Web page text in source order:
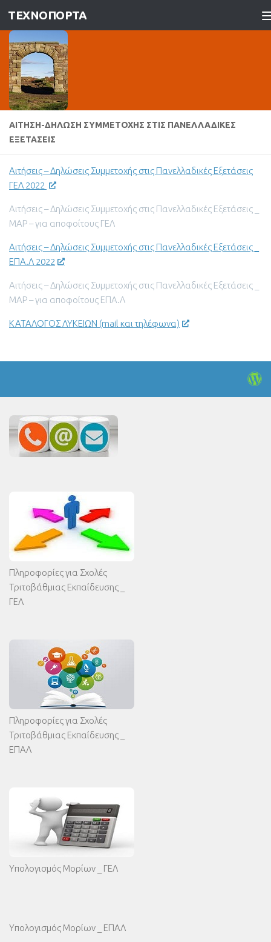
Skip to content
ΤΕΧΝΟΠΟΡΤΑ
ΑΊΤΗΣΗ-ΔΉΛΩΣΗ ΣΥΜΜΕΤΟΧΉΣ ΣΤΙΣ ΠΑΝΕΛΛΑΔΙΚΈΣ
ΕΞΕΤΆΣΕΙΣ
Αιτήσεις – Δηλώσεις Συμμετοχής στις Πανελλαδικές Εξετάσεις
ΓΕΛ 2022
Αιτήσεις – Δηλώσεις Συμμετοχής στις Πανελλαδικές Εξετάσεις _
ΜΑΡ – για αποφοίτους ΓΕΛ
Αιτήσεις – Δηλώσεις Συμμετοχής στις Πανελλαδικές Εξετάσεις _
ΕΠΑ.Λ 2022
Αιτήσεις – Δηλώσεις Συμμετοχής στις Πανελλαδικές Εξετάσεις _
ΜΑΡ – για αποφοίτους ΕΠΑ.Λ
ΚΑΤΑΛΟΓΟΣ ΛΥΚΕΙΩΝ (mail και τηλέφωνα)
Πληροφορίες για Σχολές
Τριτοβάθμιας Εκπαίδευσης _
ΓΕΛ
Πληροφορίες για Σχολές
Τριτοβάθμιας Εκπαίδευσης _
ΕΠΑΛ
Υπολογισμός Μορίων _ ΓΕΛ
Υπολογισμός Μορίων _ ΕΠΑΛ